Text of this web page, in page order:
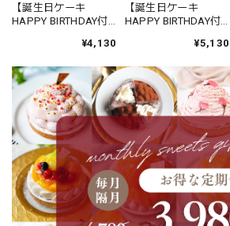
【誕生日ケーキ
HAPPY BIRTHDAY付
ョコタルト12㎝ (2
着色料 無添加 スイー
ツ お取り寄せ お中元
御中元 夏ギフト 送料
無料】
¥4,130
【誕生日ケーキ
HAPPY BIRTHDAY付
人のリッチチョコタ
用)【保存料 着色料 無
添加 スイーツ お取り
寄せ お中元 御中元 夏
ギフト 送料無料】
¥5,130